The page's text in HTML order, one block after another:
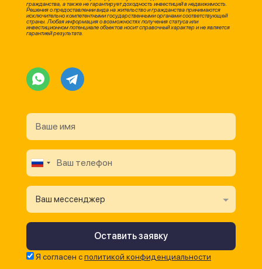
гражданства, а также не гарантирует доходность инвестиций в недвижимость.
Решения о предоставлении вида на жительство и гражданства принимаются
исключительно компетентными государственными органами соответствующей
страны. Любая информация о возможностях получения статуса или
инвестиционном потенциале объектов носит справочный характер и не является
гарантией результата.
Ваш мессенджер
Я согласен сполитикой конфиденциальности